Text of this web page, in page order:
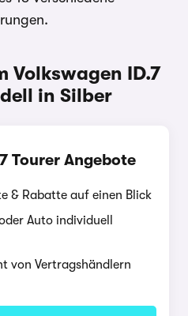
Volkswagen ID.7
in Silber
Tourer Angebote
& Rabatte auf einen Blick
Auto individuell
von Vertragshändlern